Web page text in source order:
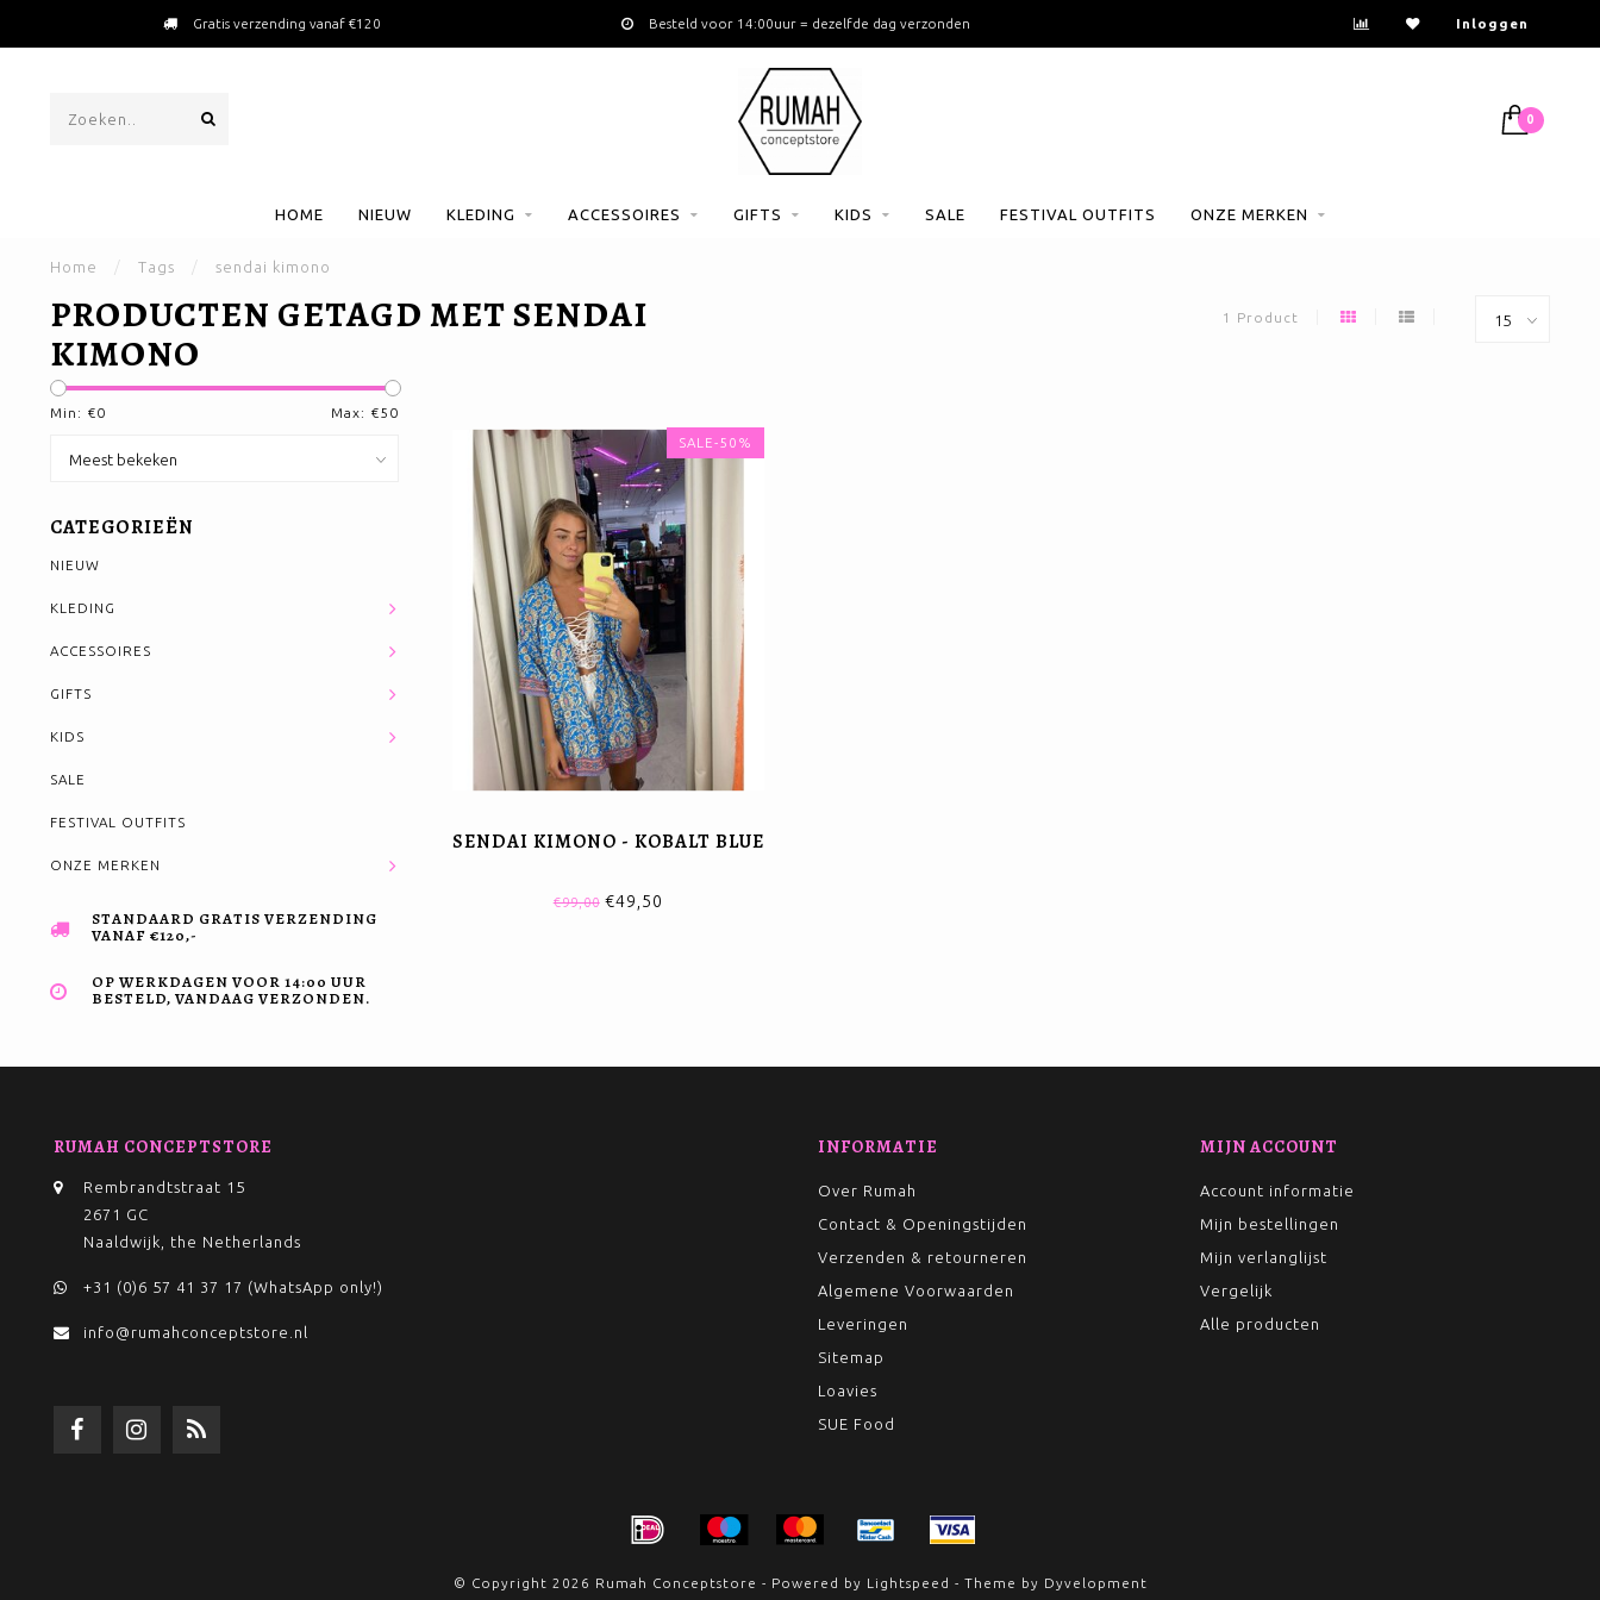
Gratis verzending vanaf €120 Besteld voor 14:00uur = dezelfde dag verzonden Inloggen
0
HOME NIEUW KLEDING ACCESSOIRES GIFTS KIDS SALE FESTIVAL OUTFITS ONZE MERKEN
Home / Tags / sendai kimono
PRODUCTEN GETAGD MET SENDAI
KIMONO
1 Product
Min: €0 Max: €50
CATEGORIEËN
NIEUW
KLEDING
ACCESSOIRES
GIFTS
KIDS
SALE
FESTIVAL OUTFITS
ONZE MERKEN
STANDAARD GRATIS VERZENDING
VANAF €120,-
OP WERKDAGEN VOOR 14:00 UUR
BESTELD, VANDAAG VERZONDEN.
SALE-50%
SENDAI KIMONO - KOBALT BLUE
€99,00€49,50
RUMAH CONCEPTSTORE
Rembrandtstraat 15
2671 GC
Naaldwijk, the Netherlands
+31 (0)6 57 41 37 17 (WhatsApp only!)
info@rumahconceptstore.nl
INFORMATIE
Over Rumah
Contact & Openingstijden
Verzenden & retourneren
Algemene Voorwaarden
Leveringen
Sitemap
Loavies
SUE Food
MIJN ACCOUNT
Account informatie
Mijn bestellingen
Mijn verlanglijst
Vergelijk
Alle producten
© Copyright 2026 Rumah Conceptstore - Powered by Lightspeed - Theme by Dyvelopment